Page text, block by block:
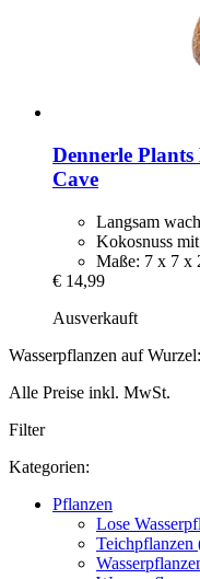
Dennerle Plants
Cave
Langsam
Kokosnuss
Maße: 7 x 7 x
€ 14,99
Ausverkauft
Wasserpflanzen auf
Alle Preise inkl. MwSt.
Filter
Kategorien:
Pflanzen
Lose
Teichpflanzen